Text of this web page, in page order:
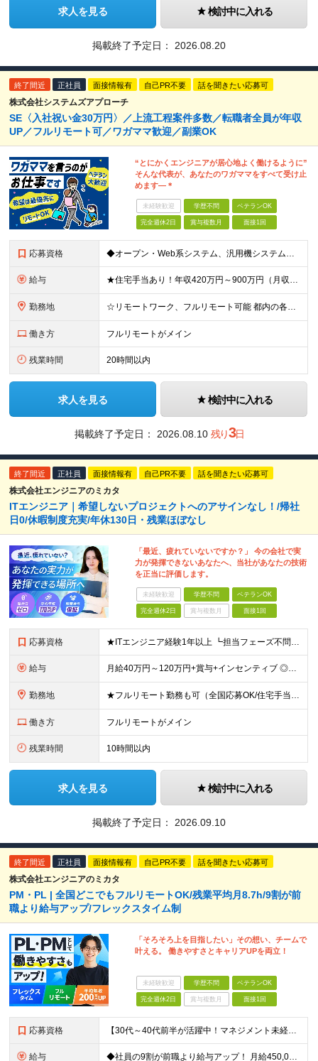
求人を見る 検討中に入れる
掲載終了予定日： 2026.08.20
終了間近 正社員 面接情報有 自己PR不要 話を聞きたい応募可
株式会社システムズアプローチ
SE〈入社祝い金30万円〉／上流工程案件多数／転職者全員が年収
UP／フルリモート可／ワガママ歓迎／副業OK
“とにかくエンジニアが居心地よく働けるように”
そんな代表が、あなたのワガママをすべて受け止
めます―＊
未経験歓迎 学歴不問 ベテランOK
完全週休2日 賞与複数月 面接1回
応募資格 ◆オープン・Web系システム、汎用機システムの開発経験がある方 ┗Java、PHP、.NET、C#、Python、JavaScript、Go、COBOLなど ※その他の言語でも得意なものがあれば、ぜひ
給与 ★住宅手当あり！年収420万円～900万円（月収28万～60万円） ★当社への転職者全員が、前職と比べて年収アップを実現しています！ ■実務経験5年以上 ＜年収600万円～（月収39.5万円～）※各
勤務地 ☆リモートワーク、フルリモート可能 都内の各プロジェクト先にてご勤務いただきます。 勤務地は、希望を考慮して決定いたします。 ※会社都合による転勤はありません ※変更の範囲：上記を除く当社関連勤務
働き方 フルリモートがメイン
残業時間 20時間以内
求人を見る 検討中に入れる
掲載終了予定日： 2026.08.10 残り3日
終了間近 正社員 面接情報有 自己PR不要 話を聞きたい応募可
株式会社エンジニアのミカタ
ITエンジニア｜希望しないプロジェクトへのアサインなし！/帰社
日0/休暇制度充実/年休130日・残業ほぼなし
「最近、疲れていないですか？」 今の会社で実
力が発揮できないあなたへ、当社があなたの技術
を正当に評価します。
未経験歓迎 学歴不問 ベテランOK
完全週休2日 賞与複数月 面接1回
応募資格 ★ITエンジニア経験1年以上 ┗担当フェーズ不問 ┗経験年数不問（1年未満でもOK） ★年齢・学歴不問 ■ブランクありOK ■第二新卒歓迎 ■前職の雇用形態も一切不問 ■20代・30代の若手から
給与 月給40万円～120万円+賞与+インセンティブ ◎入社した全員が年収UPしています！平均170万円UP！ ※経験・能力などを考慮の上、決定します。 ※月30時間（76,000円～）の固定残業代を含みま
勤務地 ★フルリモート勤務も可（全国応募OK/住宅手当を支給します） ※案件によって出勤が必要になる場合があります。 ※希望がない限り、転勤はありません ※U・Iターン歓迎 【拠点】 ◆本社／東京都新宿区西
働き方 フルリモートがメイン
残業時間 10時間以内
求人を見る 検討中に入れる
掲載終了予定日： 2026.09.10
終了間近 正社員 面接情報有 自己PR不要 話を聞きたい応募可
株式会社エンジニアのミカタ
PM・PL | 全国どこでもフルリモートOK/残業平均月8.7h/9割が前
職より給与アップ/フレックスタイム制
「そろそろ上を目指したい」その想い、チームで
叶える。 働きやすさとキャリアUPを両立！
未経験歓迎 学歴不問 ベテランOK
完全週休2日 賞与複数月 面接1回
応募資格 【30代～40代前半が活躍中！マネジメント未経験歓迎】 ●エンジニアとしての実務経験を3年以上お持ちの方 （開発言語や担当フェーズは不問） ●学歴不問 ★「PLやPMにステップアップしたい」 「後輩
給与 ◆社員の9割が前職より給与アップ！ 月給450,000円～531,500円+賞与＋インセンティブ ※経験・スキルを考慮の上、優遇いたします ※残業代につきましては、面接時にご説明させていただきます